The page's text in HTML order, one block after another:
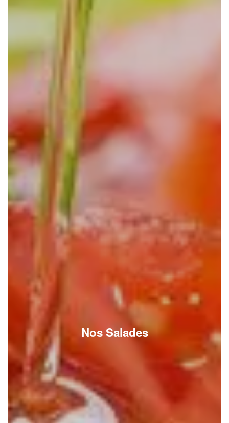
Nos Salades